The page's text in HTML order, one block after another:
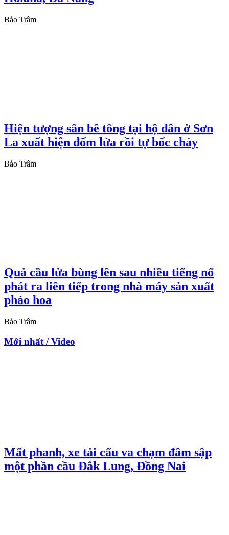
Bảo Trâm
Hiện tượng sân bê tông tại hộ dân ở Sơn
La xuất hiện đốm lửa rồi tự bốc cháy
Bảo Trâm
Quả cầu lửa bùng lên sau nhiều tiếng nổ
phát ra liên tiếp trong nhà máy sản xuất
pháo hoa
Bảo Trâm
Mới nhất / Video
Mất phanh, xe tải cẩu va chạm đâm sập
một phần cầu Đắk Lung, Đồng Nai